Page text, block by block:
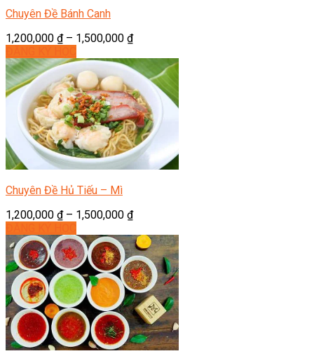
Chuyên Đề Bánh Canh
1,200,000 ₫– 1,500,000 ₫
Chuyên Đề Hủ Tiếu – Mì
1,200,000 ₫– 1,500,000 ₫